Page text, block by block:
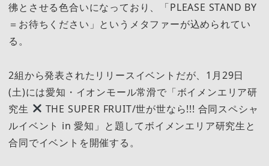
彿とさせる色合いになっており、「PLEASE STAND BY
＝お待ちください」というメタファーが込められてい
る。
2組から発表されたリリースイベントだが、1月29日
(土)には愛知・イオンモール常滑で「ボイメンエリア研
究生
THE SUPER FRUIT/世が世なら!!! 合同スペシャ
ルイベント in 愛知」と題してボイメンエリア研究生と
合同でイベントを開催する。